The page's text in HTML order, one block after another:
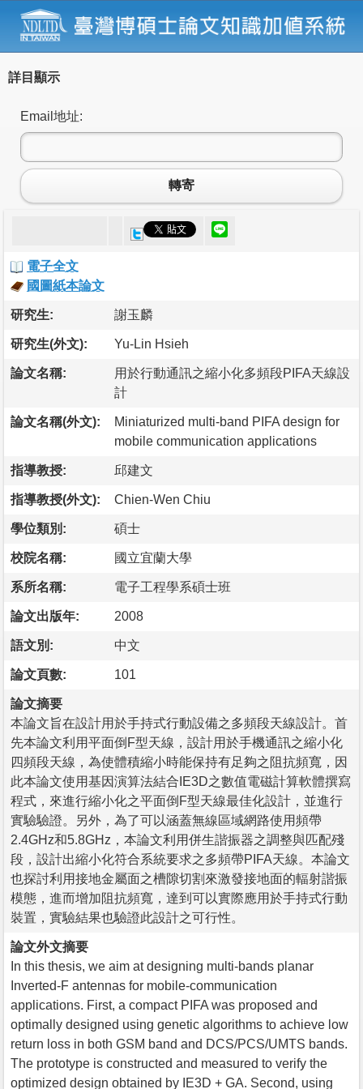
詳目顯示
Email地址:
轉寄
電子全文
國圖紙本論文
研究生: 謝玉麟
研究生(外文): Yu-Lin Hsieh
論文名稱:
用於行動通訊之縮小化多頻段PIFA天線設
計
論文名稱(外文):
Miniaturized multi-band PIFA design for
mobile communication applications
指導教授: 邱建文
指導教授(外文): Chien-Wen Chiu
學位類別: 碩士
校院名稱: 國立宜蘭大學
系所名稱: 電子工程學系碩士班
論文出版年: 2008
語文別: 中文
論文頁數: 101
論文摘要
本論文旨在設計用於手持式行動設備之多頻段天線設計。首
先本論文利用平面倒F型天線，設計用於手機通訊之縮小化
四頻段天線，為使體積縮小時能保持有足夠之阻抗頻寬，因
此本論文使用基因演算法結合IE3D之數值電磁計算軟體撰寫
程式，來進行縮小化之平面倒F型天線最佳化設計，並進行
實驗驗證。另外，為了可以涵蓋無線區域網路使用頻帶
2.4GHz和5.8GHz，本論文利用併生諧振器之調整與匹配殘
段，設計出縮小化符合系統要求之多頻帶PIFA天線。本論文
也探討利用接地金屬面之槽隙切割來激發接地面的輻射諧振
模態，進而增加阻抗頻寬，達到可以實際應用於手持式行動
裝置，實驗結果也驗證此設計之可行性。
論文外文摘要
In this thesis, we aim at designing multi-bands planar
Inverted-F antennas for mobile-communication
applications. First, a compact PIFA was proposed and
optimally designed using genetic algorithms to achieve low
return loss in both GSM band and DCS/PCS/UMTS bands.
The prototype is constructed and measured to verify the
optimized design obtained by IE3D + GA. Second, using